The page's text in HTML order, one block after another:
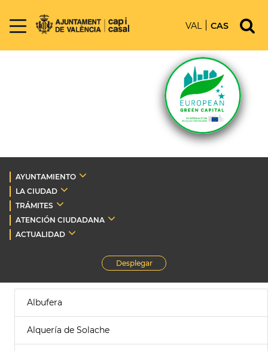
VAL CAS
AYUNTAMIENTO
LA CIUDAD
TRÁMITES
ATENCIÓN CIUDADANA
ACTUALIDAD
Desplegar
Albufera
Alquería de Solache